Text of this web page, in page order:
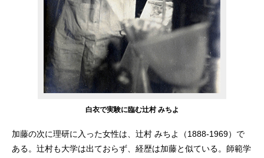
白衣で実験に臨む辻村 みちよ
加藤の次に理研に入った女性は、辻村 みちよ（1888-1969）で
ある。辻村も大学は出ておらず、経歴は加藤と似ている。師範学